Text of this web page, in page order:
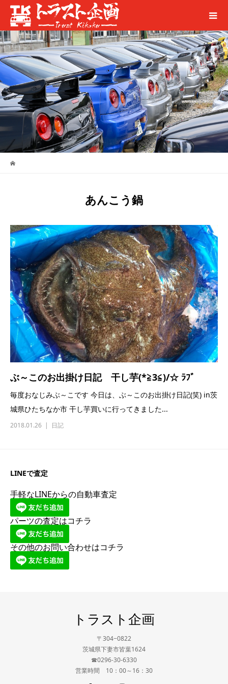
あんこう鍋
ぶ～このお出掛け日記 干し芋(*≧3≦)/☆ ﾗﾌﾞ
毎度おなじみぶ～こです 今日は、ぶ～このお出掛け日記(笑) in茨
城県ひたちなか市 干し芋買いに行ってきました...
2018.01.26 日記
LINEで査定
手軽なLINEからの自動車査定
パーツの査定はコチラ
その他のお問い合わせはコチラ
トラスト企画
〒304−0822
茨城県下妻市皆葉1624
☎0296-30-6330
営業時間 10：00～16：30